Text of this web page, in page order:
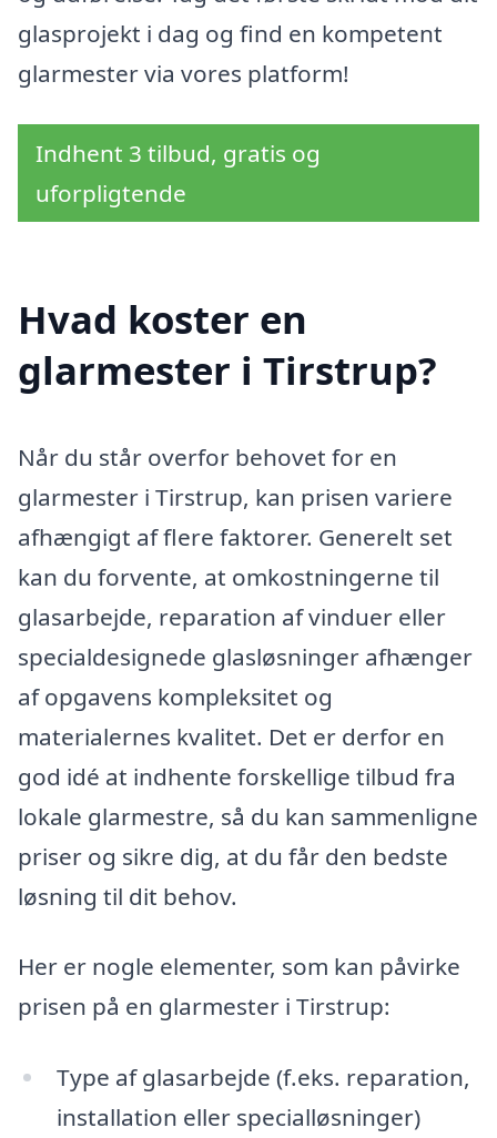
glasprojekt i dag og find en kompetent
glarmester via vores platform!
Indhent 3 tilbud, gratis og
uforpligtende
Hvad koster en
glarmester i Tirstrup?
Når du står overfor behovet for en
glarmester i Tirstrup, kan prisen variere
afhængigt af flere faktorer. Generelt set
kan du forvente, at omkostningerne til
glasarbejde, reparation af vinduer eller
specialdesignede glasløsninger afhænger
af opgavens kompleksitet og
materialernes kvalitet. Det er derfor en
god idé at indhente forskellige tilbud fra
lokale glarmestre, så du kan sammenligne
priser og sikre dig, at du får den bedste
løsning til dit behov.
Her er nogle elementer, som kan påvirke
prisen på en glarmester i Tirstrup:
Type af glasarbejde (f.eks. reparation,
installation eller specialløsninger)